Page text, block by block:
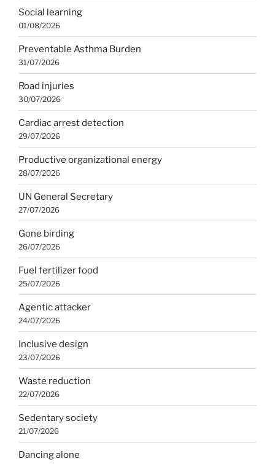
Social learning
01/08/2026
Preventable Asthma Burden
31/07/2026
Road injuries
30/07/2026
Cardiac arrest detection
29/07/2026
Productive organizational energy
28/07/2026
UN General Secretary
27/07/2026
Gone birding
26/07/2026
Fuel fertilizer food
25/07/2026
Agentic attacker
24/07/2026
Inclusive design
23/07/2026
Waste reduction
22/07/2026
Sedentary society
21/07/2026
Dancing alone